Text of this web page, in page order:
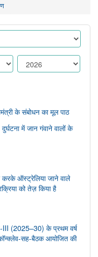
के संबोधन का मूल पाठ
में जान गंवाने वालों के
ऑस्ट्रेलिया जाने वाले
को तेज़ किया है
(2025–30) के प्रथम वर्ष
सह-बैठक आयोजित की